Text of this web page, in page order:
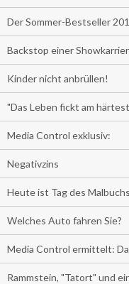
Der Sommer-Bestseller
Backstop einer
Kinder nicht anbrüllen!
"Das Leben fickt am
Media Control exklusiv:
Negativzins
Heute ist Tag des Malbuchs
Welches Auto fahren Sie?
Media Control ermittelt:
Rammstein, "Tatort" und